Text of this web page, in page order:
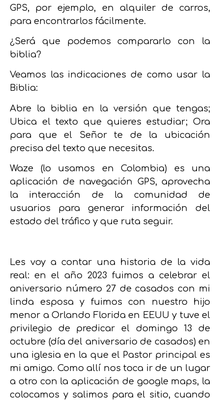
GPS, por ejemplo, en alquiler de carros,
para encontrarlos fácilmente.
¿Será que podemos compararlo con la
biblia?
Veamos las indicaciones de como usar la
Biblia:
Abre la biblia en la versión que tengas;
Ubica el texto que quieres estudiar; Ora
para que el Señor te de la ubicación
precisa del texto que necesitas.
Waze (lo usamos en Colombia) es una
aplicación de navegación GPS, aprovecha
la interacción de la comunidad de
usuarios para generar información del
estado del tráfico y que ruta seguir.
Les voy a contar una historia de la vida
real: en el año 2023 fuimos a celebrar el
aniversario número 27 de casados con mi
linda esposa y fuimos con nuestro hijo
menor a Orlando Florida en EEUU y tuve el
privilegio de predicar el domingo 13 de
octubre (día del aniversario de casados) en
una iglesia en la que el Pastor principal es
mi amigo. Como allí nos toca ir de un lugar
a otro con la aplicación de google maps, la
colocamos y salimos para el sitio, cuando